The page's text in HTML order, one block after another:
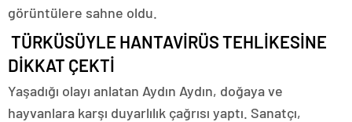
görüntülere sahne oldu.
TÜRKÜSÜYLE HANTAVİRÜS TEHLİKESİNE
DİKKAT ÇEKTİ
Yaşadığı olayı anlatan Aydın Aydın, doğaya ve
hayvanlara karşı duyarlılık çağrısı yaptı. Sanatçı,